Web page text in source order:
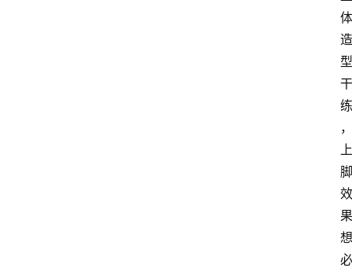
体
造
型
干
练
，
上
脚
效
果
想
必